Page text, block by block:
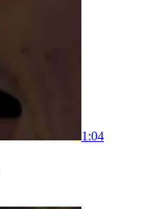
1:04